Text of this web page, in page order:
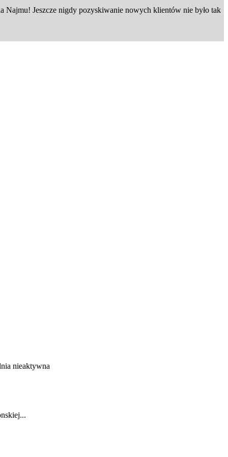
Jeszcze nigdy pozyskiwanie nowych klientów nie było tak
nieaktywna